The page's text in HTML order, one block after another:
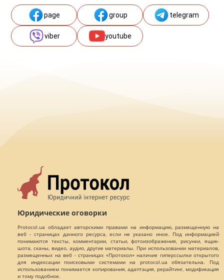
page group telegram
viber youtube
Юридические оговорки
Protocol.ua обладает авторскими правами на информацию, размещенную на
веб - страницах данного ресурса, если не указано иное. Под информацией
понимаются тексты, комментарии, статьи, фотоизображения, рисунки, ящик-
шота, сканы, видео, аудио, другие материалы. При использовании материалов,
размещенных на веб - страницах «Протокол» наличие гиперссылки открытого
для индексации поисковыми системами на protocol.ua обязательна. Под
использованием понимается копирования, адаптация, рерайтинг, модификация
и тому подобное.